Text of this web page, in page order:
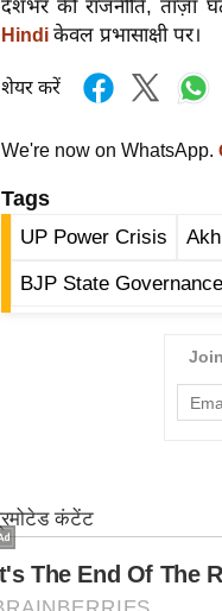
देशभर की राजनीति,
Hindi केवल प्रभासाक्षी पर।
शेयर करें
We're now on WhatsApp.
Tags
UP Power Crisis
BJP State Governance